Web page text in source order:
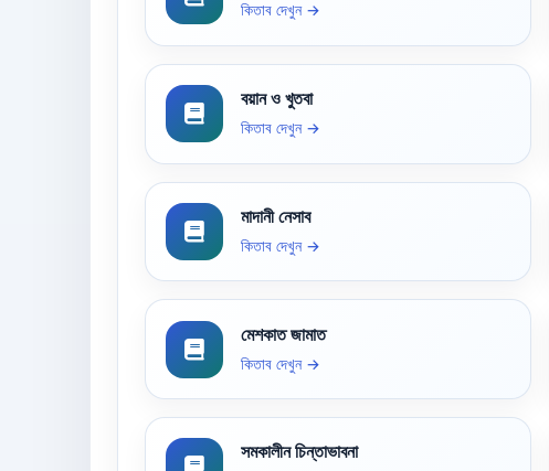
কিতাব দেখুন →
বয়ান ও খুতবা
কিতাব দেখুন →
মাদানী নেসাব
কিতাব দেখুন →
মেশকাত জামাত
কিতাব দেখুন →
সমকালীন চিন্তাভাবনা